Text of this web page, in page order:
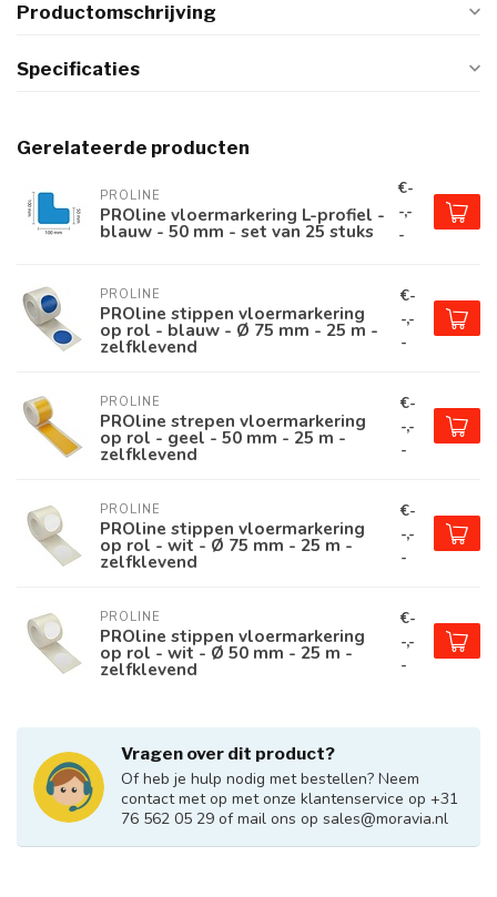
Productomschrijving
Specificaties
Gerelateerde producten
PROLINE
PROline vloermarkering L-profiel -
blauw - 50 mm - set van 25 stuks
€-
-,-
-
PROLINE
PROline stippen vloermarkering
op rol - blauw - Ø 75 mm - 25 m -
zelfklevend
€-
-,-
-
PROLINE
PROline strepen vloermarkering
op rol - geel - 50 mm - 25 m -
zelfklevend
€-
-,-
-
PROLINE
PROline stippen vloermarkering
op rol - wit - Ø 75 mm - 25 m -
zelfklevend
€-
-,-
-
PROLINE
PROline stippen vloermarkering
op rol - wit - Ø 50 mm - 25 m -
zelfklevend
€-
-,-
-
Vragen over dit product?
Of heb je hulp nodig met bestellen? Neem
contact met op met onze klantenservice op +31
76 562 05 29 of mail ons op sales@moravia.nl